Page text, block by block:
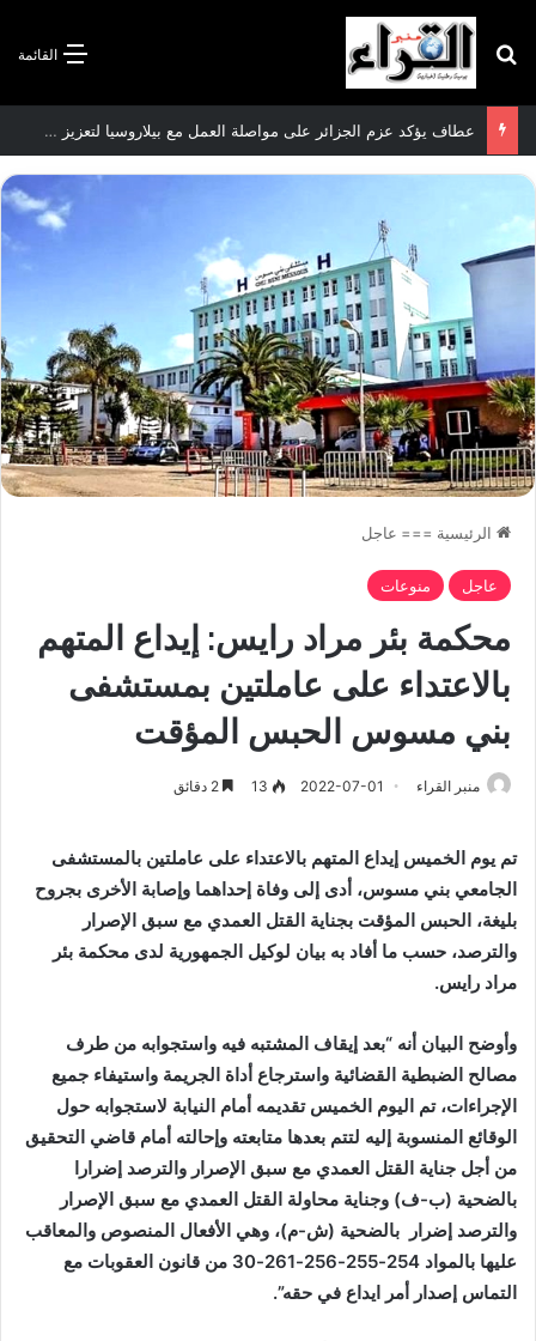
القائمة بحث عن
سعيود يشدد على إلزامية استكمال جميع عمليات تعويض متضرري حرائق الغابات قبل نهاية شهر أوت
الرئيسية === عاجل
عاجل منوعات
محكمة بئر مراد رايس: إيداع المتهم
بالاعتداء على عاملتين بمستشفى
بني مسوس الحبس المؤقت
منبر القراء 2022-07-01
13
تم يوم الخميس إيداع المتهم بالاعتداء على عاملتين بالمستشفى
الجامعي بني مسوس، أدى إلى وفاة إحداهما وإصابة الأخرى بجروح
بليغة، الحبس المؤقت بجناية القتل العمدي مع سبق الإصرار
والترصد، حسب ما أفاد به بيان لوكيل الجمهورية لدى محكمة بئر
مراد رايس.
وأوضح البيان أنه “بعد إيقاف المشتبه فيه واستجوابه من طرف
مصالح الضبطية القضائية واسترجاع أداة الجريمة واستيفاء جميع
الإجراءات، تم اليوم الخميس تقديمه أمام النيابة لاستجوابه حول
الوقائع المنسوبة إليه لتتم بعدها متابعته وإحالته أمام قاضي التحقيق
من أجل جناية القتل العمدي مع سبق الإصرار والترصد إضرارا
بالضحية (ب-ف) وجناية محاولة القتل العمدي مع سبق الإصرار
والترصد إضرار بالضحية (ش-م)، وهي الأفعال المنصوص والمعاقب
عليها بالمواد 254-255-256-261-30 من قانون العقوبات مع
التماس إصدار أمر ايداع في حقه”.